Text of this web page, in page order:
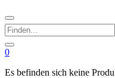
Finden...
0
Es befinden sich keine